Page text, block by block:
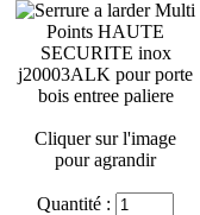
Cliquer sur l'image
pour agrandir
Quantité :